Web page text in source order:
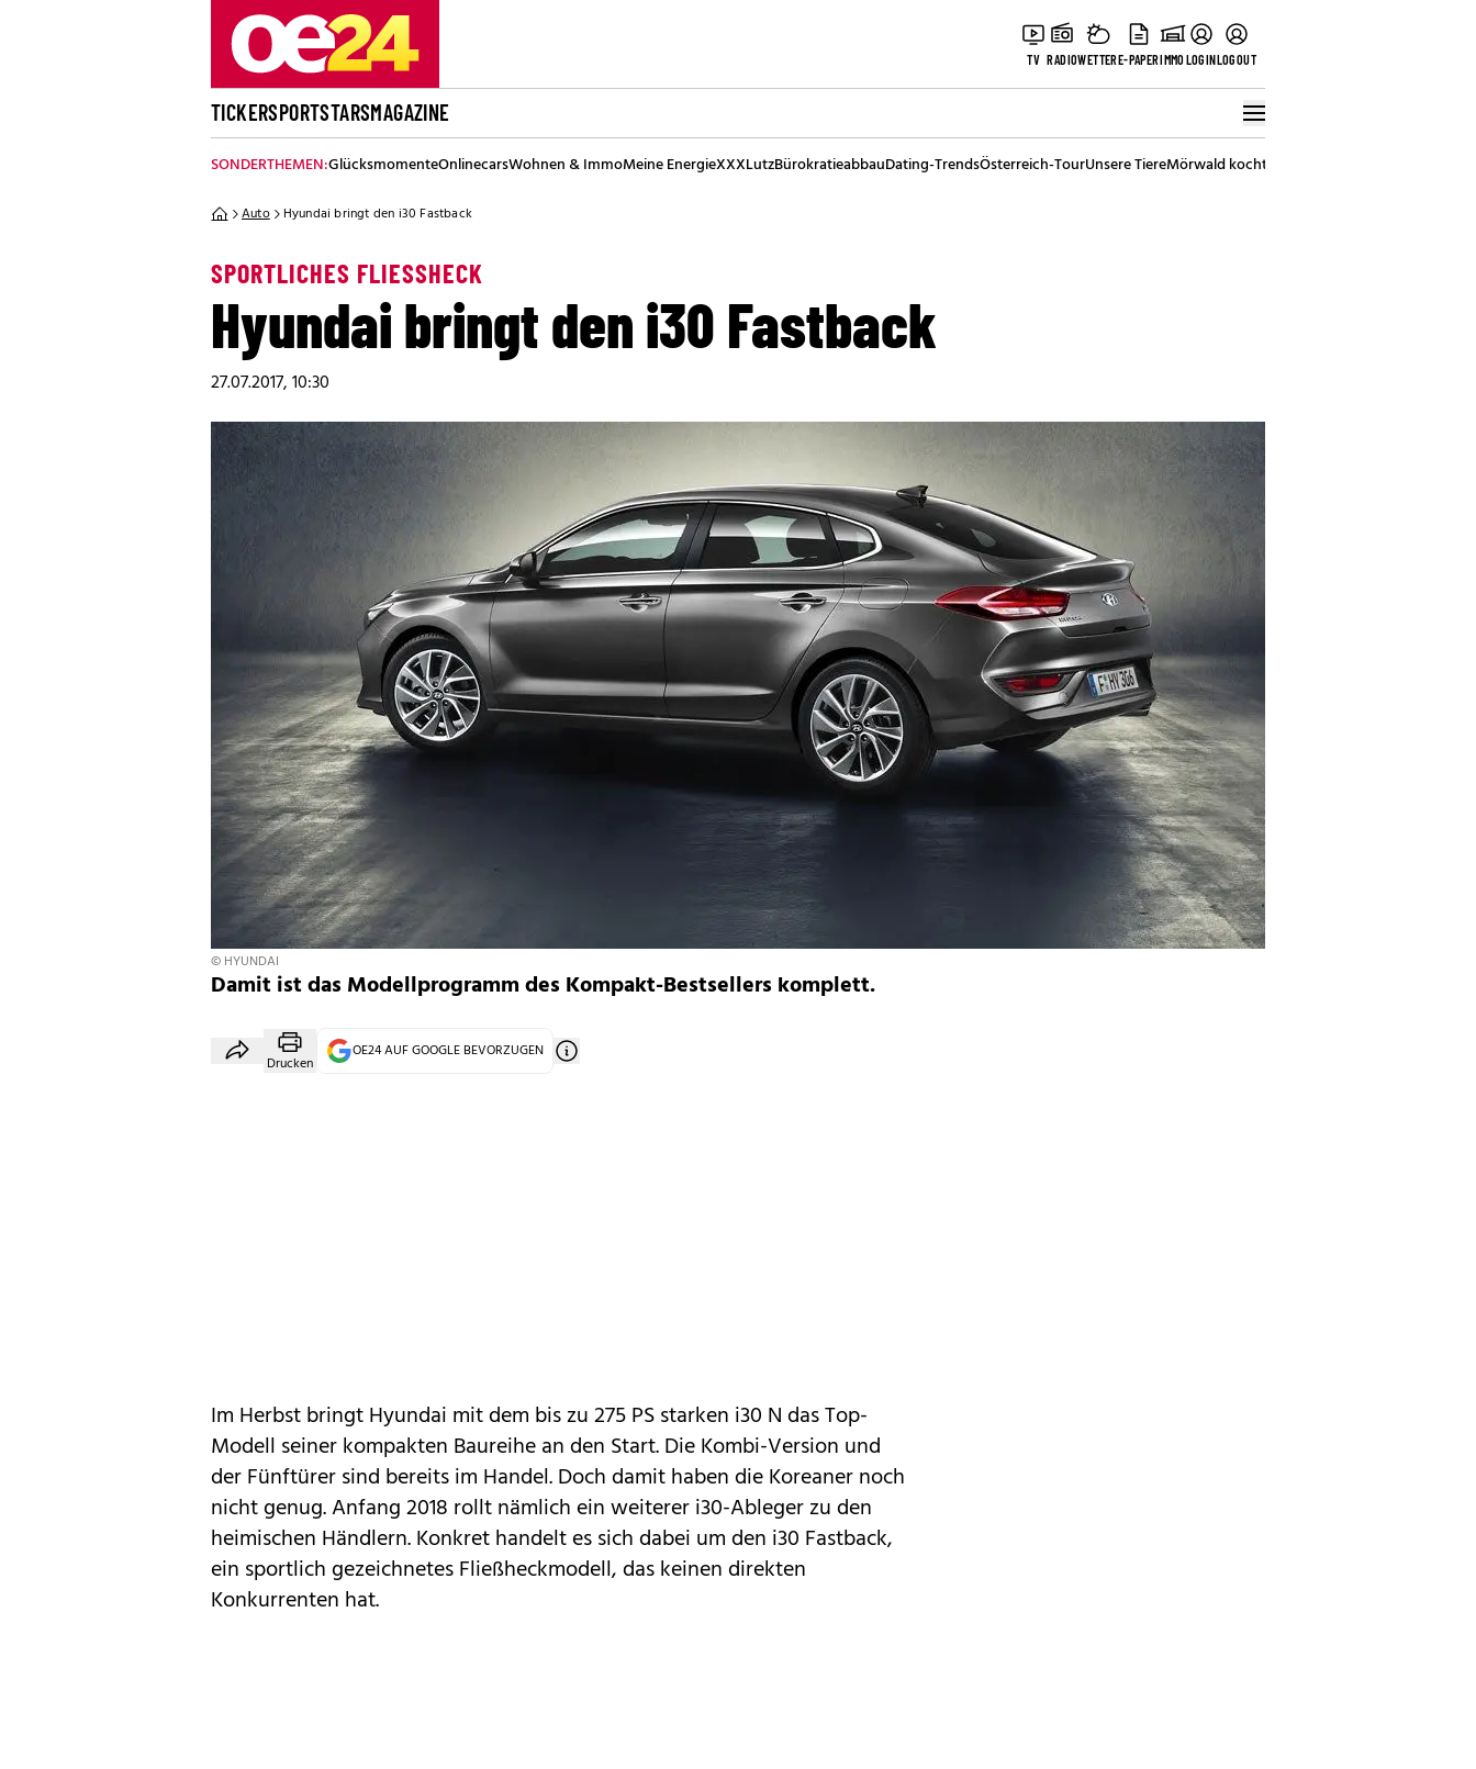
TV RADIOWETTERE-PAPERIMMOLOGINLOGOUT
TICKERSPORTSTARSMAGAZINE
SONDERTHEMEN:GlücksmomenteOnlinecarsWohnen & ImmoMeine EnergieXXXLutzBürokratieabbauDating-TrendsÖsterreich-TourUnsere TiereMörwald kocht
Auto Hyundai bringt den i30 Fastback
SPORTLICHES FLIESSHECK
Hyundai bringt den i30 Fastback
27.07.2017, 10:30
© HYUNDAI
Damit ist das Modellprogramm des Kompakt-Bestsellers komplett.
Drucken
OE24 AUF GOOGLE BEVORZUGEN
Im Herbst bringtHyundai mit dem bis zu 275 PS starken i30 Ndas Top-
Modell seiner kompakten Baureihe an den Start. DieKombi-Version und
derFünftürersind bereits im Handel. Doch damit haben die Koreaner noch
nicht genug. Anfang 2018 rollt nämlich ein weiterer i30-Ableger zu den
heimischen Händlern. Konkret handelt es sich dabei um den i30 Fastback,
ein sportlich gezeichnetes Fließheckmodell, das keinen direkten
Konkurrenten hat.